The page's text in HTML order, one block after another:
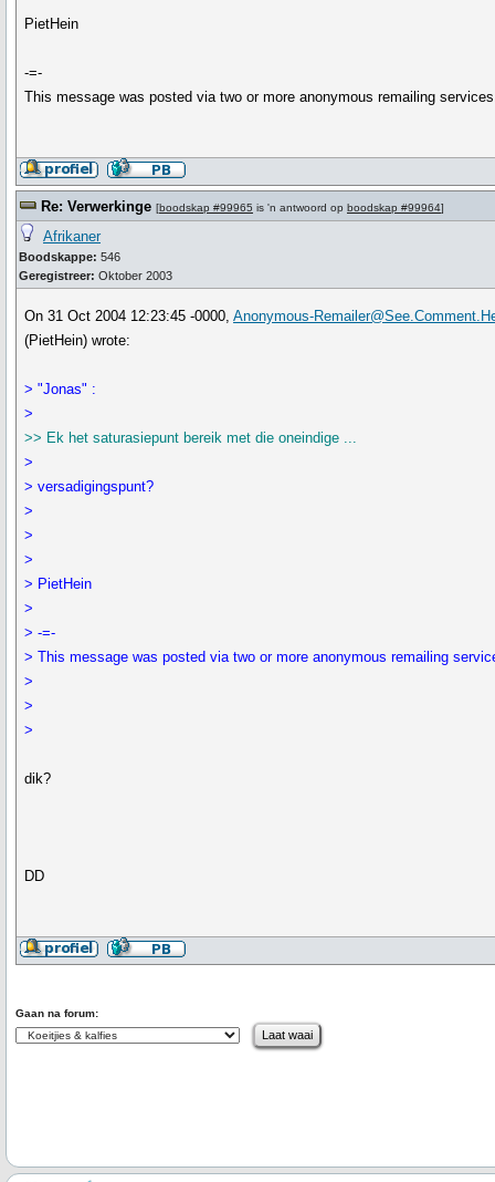
PietHein
-=-
This message was posted via two or more anonymous remailing
Re: Verwerkinge [boodskap #99965 is 'n antwoord op boodskap #99964]
Afrikaner
Boodskappe: 546
Geregistreer: Oktober 2003
On 31 Oct 2004 12:23:45 -0000,Anonymous-
(PietHein) wrote:
> "Jonas" :
>
>> Ek het saturasiepunt bereik met die oneindige ...
>
> versadigingspunt?
>
>
>
> PietHein
>
> -=-
> This message was posted via two or more anonymous remailing
>
>
>
dik?
DD
Gaan na forum: